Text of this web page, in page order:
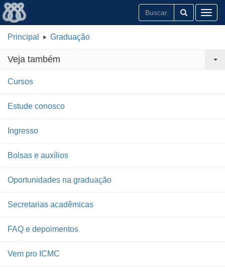
Principal Graduação
Veja também
Cursos
Estude conosco
Ingresso
Bolsas e auxílios
Oportunidades na graduação
Secretarias acadêmicas
FAQ e depoimentos
Vem pro ICMC